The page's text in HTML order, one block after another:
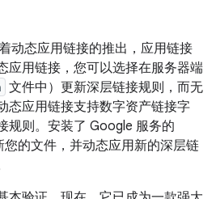
动态应用链接的推出，应用链接
应用链接，您可以选择在服务器端
文件中）更新深层链接规则，而无
态应用链接支持数字资产链接字
规则。安装了 Google 服务的
的文件，并动态应用新的深层链